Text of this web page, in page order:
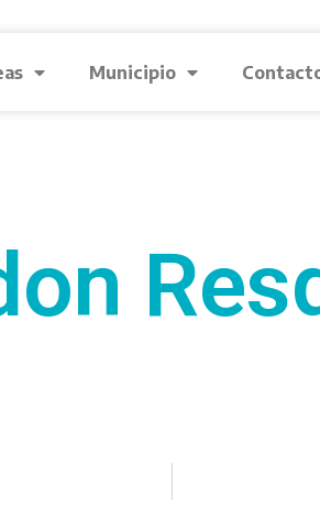
Municipio